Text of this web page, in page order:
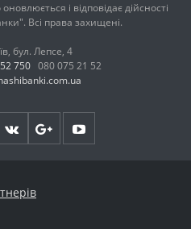
і відповідає дійсності
Всі права захищені.
бул. Лепсе, 4
750 080 075 21 52